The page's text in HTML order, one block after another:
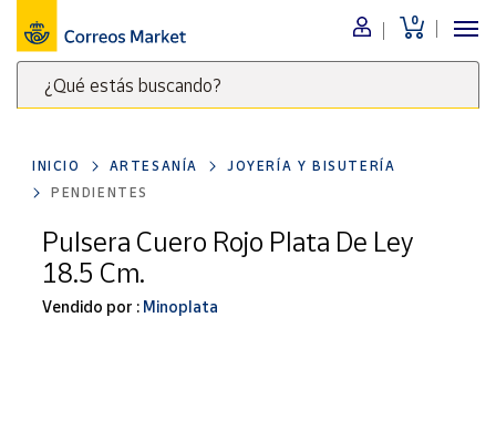
0
¿Qué estás buscando?
clave
para
buscar
productos
Correos
Menú
Nuestro
catálogo
Alimentación
Ocio y cultura
Juguetes y
juegos
INICIO ARTESANÍA
JOYERÍA Y BISUTERÍA
PENDIENTES
Pulsera Cuero Rojo Plata De Ley
18.5 Cm.
Vendido por : Minoplata